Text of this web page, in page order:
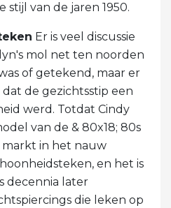
stijl van de jaren 1950.
Er is veel discussie
mol net ten noorden
of getekend, maar er
dat de gezichtsstip een
werd. Totdat Cindy
van de & 80x18; 80s
markt in het nauw
en het is
decennia later
die leken op